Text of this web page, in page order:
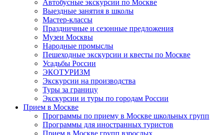
Автобусные экскурсии по Москве
Выездные занятия в школы
Мастер-классы
Праздничные и сезонные предложения
Музеи Москвы
Народные промыслы
Пешеходные экскурсии и квесты по Москве
Усадьбы России
ЭКОТУРИЗМ
Экскурсии на производства
Туры за границу
Экскурсии и туры по городам России
Прием в Москве
Программы по приему в Москве школьных групп
Программы для иностранных туристов
Прием в Москве групп взрослых